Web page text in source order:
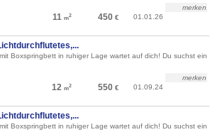
11 m2 450 € 01.01.26
merken
Boxspringbett in ruhiger Lage wartet auf dich! Du suchst ein
12 m2 550 € 01.09.24
merken
Boxspringbett in ruhiger Lage wartet auf dich! Du suchst ein